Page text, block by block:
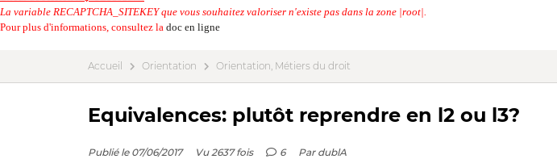
La variable RECAPTCHA_SITEKEY que vous souhaitez valoriser n'existe pas dans la zone |root|.
Pour plus d'informations, consultez la doc en ligne
Accueil Orientation Orientation, Métiers du droit
Equivalences: plutôt reprendre en l2 ou l3?
Publié le 07/06/2017 Vu 2637 fois 6 Par dublA